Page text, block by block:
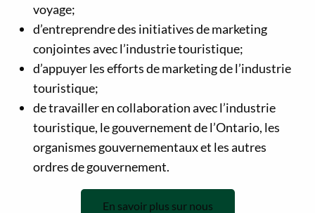
voyage;
d’entreprendre des initiatives de marketing
conjointes avec l’industrie touristique;
d’appuyer les efforts de marketing de l’industrie
touristique;
de travailler en collaboration avec l’industrie
touristique, le gouvernement de l’Ontario, les
organismes gouvernementaux et les autres
ordres de gouvernement.
En savoir plus sur nous